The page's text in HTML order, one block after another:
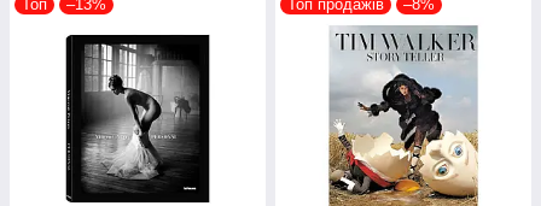
Топ –13% Топ продажів –8%